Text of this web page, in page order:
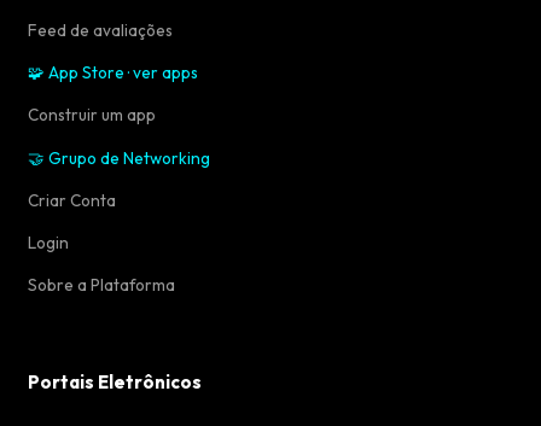
Feed de avaliações
🧩 App Store · ver apps
Construir um app
🤝 Grupo de Networking
Criar Conta
Login
Sobre a Plataforma
Portais Eletrônicos